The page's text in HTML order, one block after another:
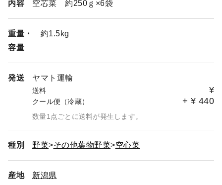
内容 空芯菜 約250ｇ×6袋
重量・
容量
約1.5kg
発送 ヤマト運輸
送料 ¥
クール便（冷蔵） + ¥ 440
数量1点ごとに送料が発生します。
種別 野菜 その他葉物野菜 空心菜
産地 新潟県